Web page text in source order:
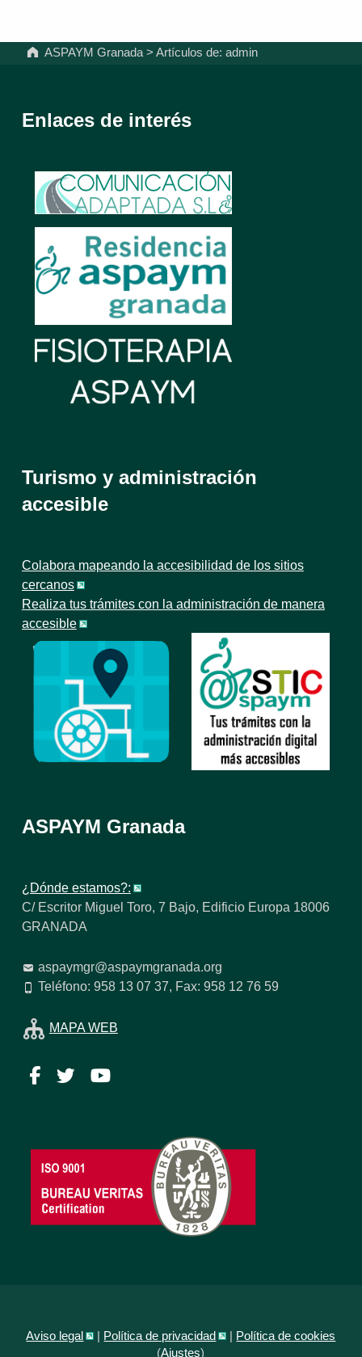
ASPAYM Granada>Artículos de: admin
Enlaces de interés
Turismo y administración
accesible
Colabora mapeando la accesibilidad de los sitios
cercanos
Realiza tus trámites con la administración de manera
accesible
ASPAYM Granada
¿Dónde estamos?:
C/ Escritor Miguel Toro, 7 Bajo, Edificio Europa 18006
GRANADA
aspaymgr@aspaymgranada.org
Teléfono: 958 13 07 37, Fax: 958 12 76 59
MAPA WEB
Facebook
TwitterYouTube
Aviso legal Política de privacidad
Política de cookies
(Ajustes)